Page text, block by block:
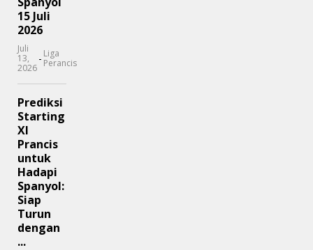
15 Juli
2026
Juli
13,
2026
- Liga
Perancis
Prediksi
Starting
XI
Prancis
untuk
Hadapi
Spanyol:
Siap
Turun
dengan
...